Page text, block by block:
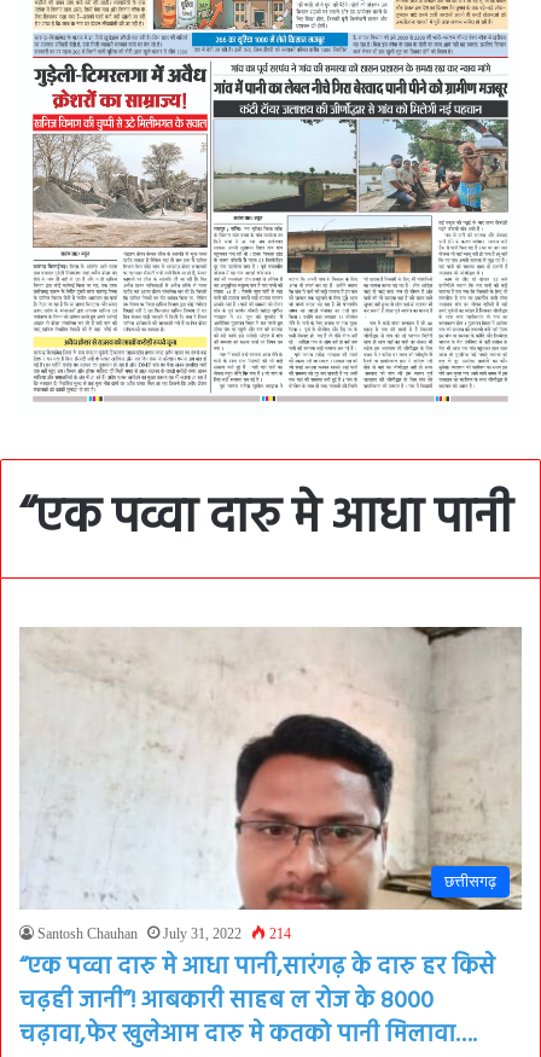
“एक पव्वा दारु मे आधा पानी
छत्तीसगढ़
Santosh Chauhan July 31, 2022 214
“एक पव्वा दारु मे आधा पानी,सारंगढ़ के दारु हर किसे
चढ़ही जानी”! आबकारी साहब ल रोज के 8000
चढ़ावा,फेर खुलेआम दारु मे कतको पानी मिलावा….